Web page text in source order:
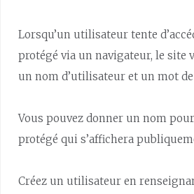
Lorsqu’un utilisateur tente
protégé via un navigateur, le site
un nom d’utilisateur et un mot de
Vous pouvez donner un nom
protégé qui s’affichera
Créez un utilisateur en